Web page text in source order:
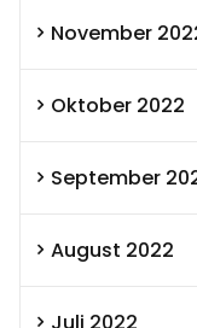
November
Oktober 2022
September
August 2022
Juli 2022